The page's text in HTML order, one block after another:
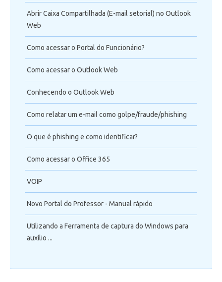
Abrir Caixa Compartilhada (E-mail setorial) no Outlook
Web
Como acessar o Portal do Funcionário?
Como acessar o Outlook Web
Conhecendo o Outlook Web
Como relatar um e-mail como golpe/fraude/phishing
O que é phishing e como identificar?
Como acessar o Office 365
VOIP
Novo Portal do Professor - Manual rápido
Utilizando a Ferramenta de captura do Windows para
auxílio ...